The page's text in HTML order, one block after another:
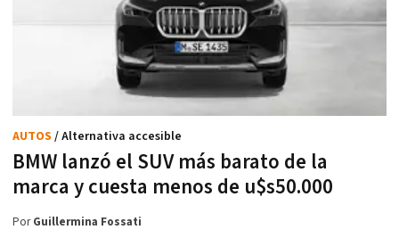
BMW lanzó el SUV más barato de la
marca y cuesta menos de u$s50.000
AUTOS / Alternativa accesible
PorGuillermina Fossati